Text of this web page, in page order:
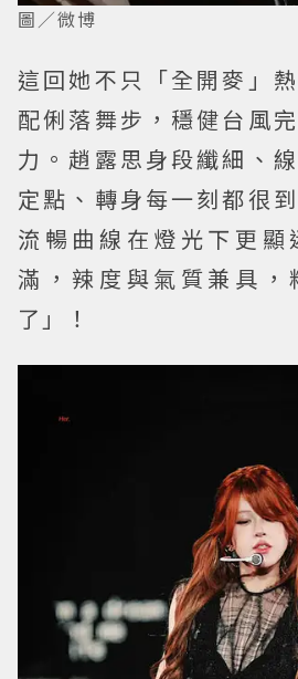
圖／微博
這回她不只「全開麥」
配俐落舞步，穩健台風
力。趙露思身段纖細、
定點、轉身每一刻都很
流暢曲線在燈光下更顯
滿，辣度與氣質兼具，
了」！